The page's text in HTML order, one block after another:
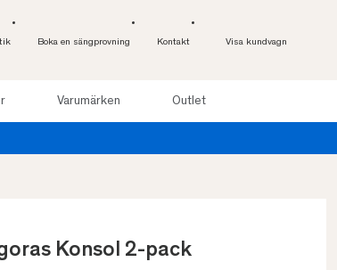
Boka en sängprovning Kontakt Visa kundvagn
Varumärken Outlet
Konsol 2-pack